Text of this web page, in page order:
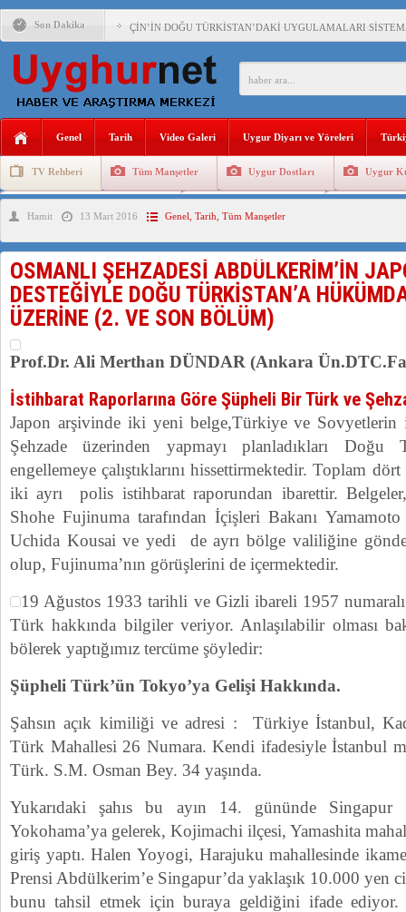
Son Dakika ÇİN’İN DOĞU TÜRKİSTAN’DAKİ UYGULAMALARI
DİYANET AKADEMİSİ BAŞKANI DOÇ.DR.KAAN : DOĞU
ÇİN’İN UYGUR POLİTİKALARINI ÖVEN DİYANET
MHP’DEN URUMÇİ KATLİAMI MESAJİ : 05.07.2009
Genel Tarih Video Galeri Uygur Diyarı ve Yöreleri
TV Rehberi Tüm Manşetler Uygur Dostları Uygur
Uygurlarda Düğün ve Cenaze
Hamit 13 Mart 2016 Genel Tarih Tüm Manşetler
OSMANLI ŞEHZADESİ ABDÜLKERİM’İN
DESTEĞİYLE DOĞU TÜRKİSTAN’A
ÜZERİNE (2. VE SON BÖLÜM)
Prof.Dr. Ali Merthan DÜNDAR (Ankara
İstihbarat Raporlarına Göre Şüpheli Bir Türk ve
Japon arşivinde iki yeni belge,Türkiye ve Sovyetlerin
Şehzade üzerinden yapmayı planladıkları Doğu
engellemeye çalıştıklarını hissettirmektedir. Toplam
iki ayrı polis istihbarat raporundan ibarettir.
Shohe Fujinuma tarafından İçişleri Bakanı
Uchida Kousai ve yedi de ayrı bölge valiliğine
olup, Fujinuma’nın görüşlerini de içermektedir.
19 Ağustos 1933 tarihli ve Gizli ibareli 1957
Türk hakkında bilgiler veriyor. Anlaşılabilir olması
bölerek yaptığımız tercüme şöyledir:
Şüpheli Türk’ün Tokyo’ya Gelişi Hakkında.
Şahsın açık kimiliği ve adresi : Türkiye İstanbul,
Türk Mahallesi 26 Numara. Kendi ifadesiyle İstanbul
Türk. S.M. Osman Bey. 34 yaşında.
Yukarıdaki şahıs bu ayın 14. gününde Singapur
Yokohama’ya gelerek, Kojimachi ilçesi, Yamashita
giriş yaptı. Halen Yoyogi, Harajuku mahallesinde
Prensi Abdülkerim’e Singapur’da yaklaşık 10.000 yen
bunu tahsil etmek için buraya geldiğini ifade ediyor.